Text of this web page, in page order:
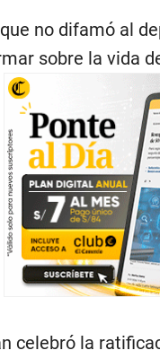
no difamó al
sobre la vida
celebró la